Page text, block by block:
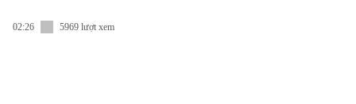
02:26 5969 lượt xem